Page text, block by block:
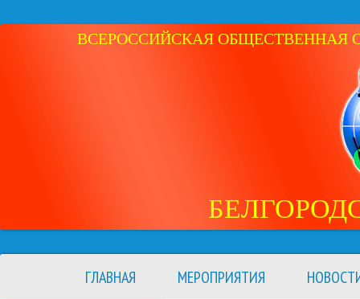
ВСЕРОССИЙСКАЯ ОБЩЕСТВЕННАЯ
ГЛАВНАЯ МЕРОПРИЯТИЯ